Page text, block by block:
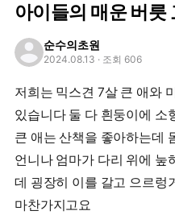
아이들의 매운 버릇
순수의초원
2024.08.13 · 조회 606
저희는 믹스견 7살 큰 애와
있습니다 둘 다 흰둥이에 소
큰 애는 산책을 좋아하는데
언니나 엄마가 다리 위에 눞
데 굉장히 이를 갈고 으르렁
마찬가지고요